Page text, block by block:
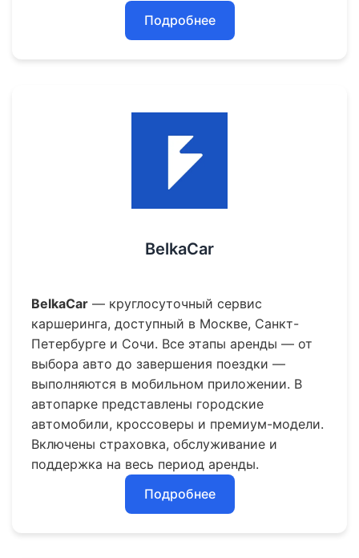
Подробнее
BelkaCar
BelkaCar — круглосуточный сервис
каршеринга, доступный в Москве, Санкт-
Петербурге и Сочи. Все этапы аренды — от
выбора авто до завершения поездки —
выполняются в мобильном приложении. В
автопарке представлены городские
автомобили, кроссоверы и премиум-модели.
Включены страховка, обслуживание и
поддержка на весь период аренды.
Подробнее